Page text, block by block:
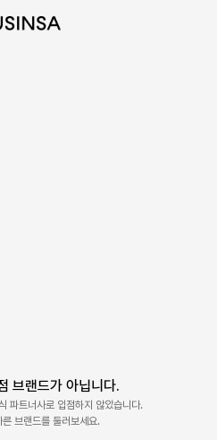
브랜드가 아닙니다.
파트너사로 입점하지 않았습니다.
브랜드를 둘러보세요.